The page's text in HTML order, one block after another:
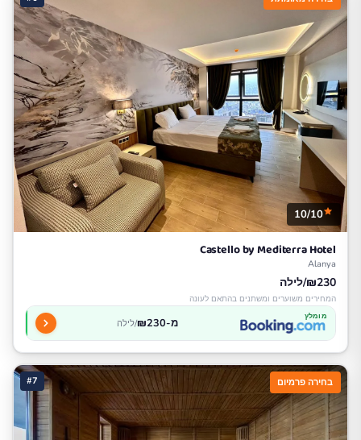
10/10
Castello by Mediterra Hotel
Alanya
₪230/לילה
המחירים משוערים ומשתנים בהתאם לעונה
מומלץ מ-₪230 /לילה
#7 בחירה פרמיום